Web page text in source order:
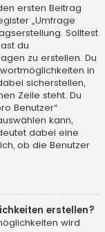
ersten Beitrag
„Umfrage
Solltest
du
zu erstellen. Du
in
sicherstellen,
Zeile steht. Du
Benutzer“
kann,
dabei eine
ob die Benutzer
erstellen?
wird